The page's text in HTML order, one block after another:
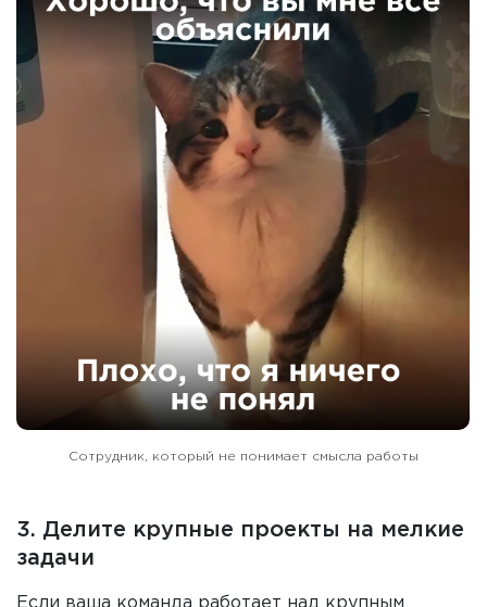
Сотрудник, который не понимает смысла работы
3. Делите крупные проекты на мелкие
задачи
Если ваша команда работает над крупным